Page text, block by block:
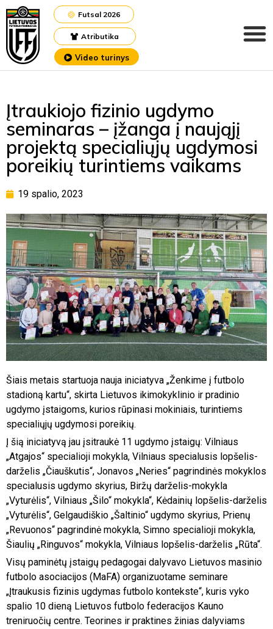
Atributika
Futsal 2026
Video turinys
Įtraukiojo fizinio ugdymo
seminaras – įžanga į naująjį
projektą specialiųjų ugdymosi
poreikių turintiems vaikams
19 spalio, 2023
Šiais metais startuoja nauja iniciatyva „Ženkime į futbolo
stadioną kartu“, skirta Lietuvos ikimokyklinio ir pradinio
ugdymo įstaigoms, kurios rūpinasi mokiniais, turintiems
specialiųjų ugdymosi poreikių.
Į šią iniciatyvą jau įsitraukė 11 ugdymo įstaigų: Vilniaus
„Atgajos“ specialioji mokykla, Vilniaus specialusis lopšelis-
darželis „Čiauškutis“, Jonavos „Neries“ pagrindinės mokyklos
specialusis ugdymo skyrius, Biržų darželis-mokykla
„Vyturėlis“, Vilniaus „Šilo“ mokykla“, Kėdainių lopšelis-darželis
„Vyturėlis“, Gelgaudiškio „Šaltinio“ ugdymo skyrius, Prienų
„Revuonos“ pagrindinė mokykla, Simno specialioji mokykla,
Šiaulių „Ringuvos“ mokykla, Vilniaus lopšelis-darželis „Rūta“.
Visų paminėtų įstaigų pedagogai dalyvavo Lietuvos masinio
futbolo asociacijos (MaFA) organizuotame seminare
„Įtraukusis fizinis ugdymas futbolo kontekste“, kuris vyko
spalio 10 dieną Lietuvos futbolo federacijos Kauno
treniruočių centre. Teorines ir praktines žinias dalyviams